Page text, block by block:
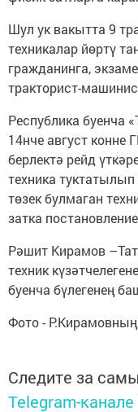
Шул ук вакытта 9
техникалар йөртү
гражданинга,
тракторист-
Республика буенча
14нче август конне
берлектә рейд
техника
төзек булмаган
затка
Рәшит Кирамов
техник
буенча бүлегенең
Фото -
Следите за
Telegram-канале